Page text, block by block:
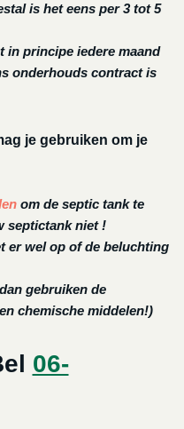
is het eens per 3 tot 5
in principe iedere maand
onderhouds contract is
je gebruiken om je
om de septic tank te
septictank niet !
er wel op of de beluchting
gebruiken de
chemische middelen!)
06-